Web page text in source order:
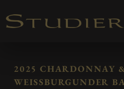
2025 CHARDONNAY
WEISSBURGUNDER